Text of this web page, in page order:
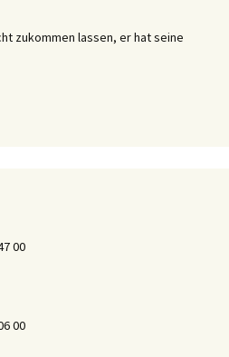
zukommen lassen, er hat seine
00
00